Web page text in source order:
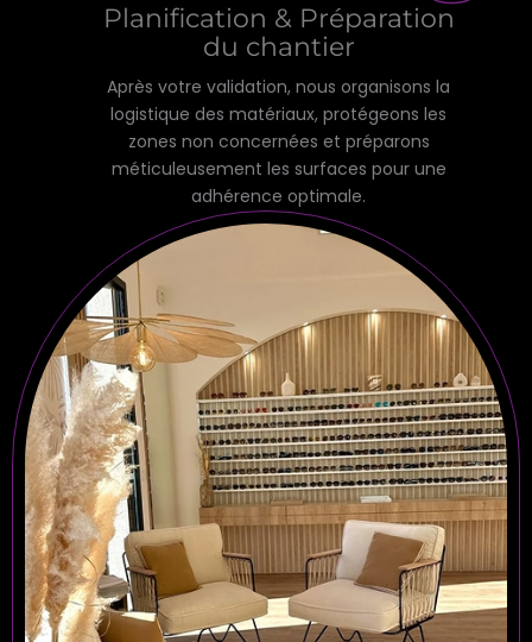
Planification & Préparation
du chantier
Après votre validation, nous organisons la
logistique des matériaux, protégeons les
zones non concernées et préparons
méticuleusement les surfaces pour une
adhérence optimale.